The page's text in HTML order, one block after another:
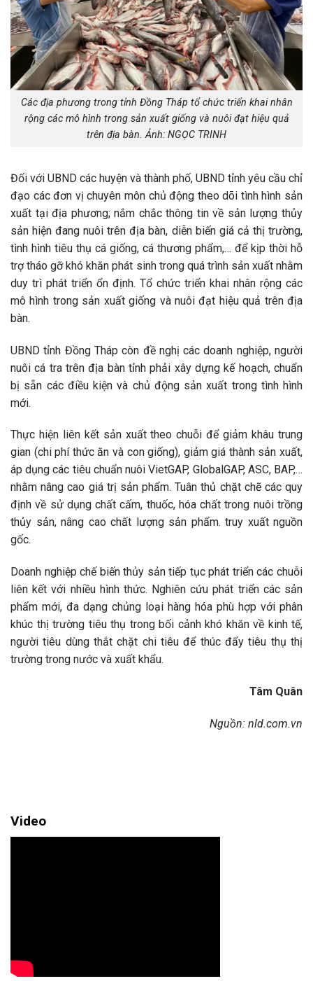
Các địa phương trong tỉnh Đồng Tháp tổ chức triển khai nhân
rộng các mô hình trong sản xuất giống và nuôi đạt hiệu quả
trên địa bàn. Ảnh: NGỌC TRINH
Đối với UBND các huyện và thành phố, UBND tỉnh yêu cầu chỉ
đạo các đơn vị chuyên môn chủ động theo dõi tình hình sản
xuất tại địa phương; nắm chắc thông tin về sản lượng thủy
sản hiện đang nuôi trên địa bàn, diễn biến giá cả thị trường,
tình hình tiêu thụ cá giống, cá thương phẩm,… để kịp thời hỗ
trợ tháo gỡ khó khăn phát sinh trong quá trình sản xuất nhằm
duy trì phát triển ổn định. Tổ chức triển khai nhân rộng các
mô hình trong sản xuất giống và nuôi đạt hiệu quả trên địa
bàn.
UBND tỉnh Đồng Tháp còn đề nghị các doanh nghiệp, người
nuôi cá tra trên địa bàn tỉnh phải xây dựng kế hoạch, chuẩn
bị sẵn các điều kiện và chủ động sản xuất trong tình hình
mới.
Thực hiện liên kết sản xuất theo chuỗi để giảm khâu trung
gian (chi phí thức ăn và con giống), giảm giá thành sản xuất,
áp dụng các tiêu chuẩn nuôi VietGAP, GlobalGAP, ASC, BAP,…
nhằm nâng cao giá trị sản phẩm. Tuân thủ chặt chẽ các quy
định về sử dụng chất cấm, thuốc, hóa chất trong nuôi trồng
thủy sản, nâng cao chất lượng sản phẩm. truy xuất nguồn
gốc.
Doanh nghiệp chế biến thủy sản tiếp tục phát triển các chuỗi
liên kết với nhiều hình thức. Nghiên cứu phát triển các sản
phẩm mới, đa dạng chủng loại hàng hóa phù hợp với phân
khúc thị trường tiêu thụ trong bối cảnh khó khăn về kinh tế,
người tiêu dùng thắt chặt chi tiêu để thúc đẩy tiêu thụ thị
trường trong nước và xuất khẩu.
Tâm Quân
Nguồn: nld.com.vn
Video